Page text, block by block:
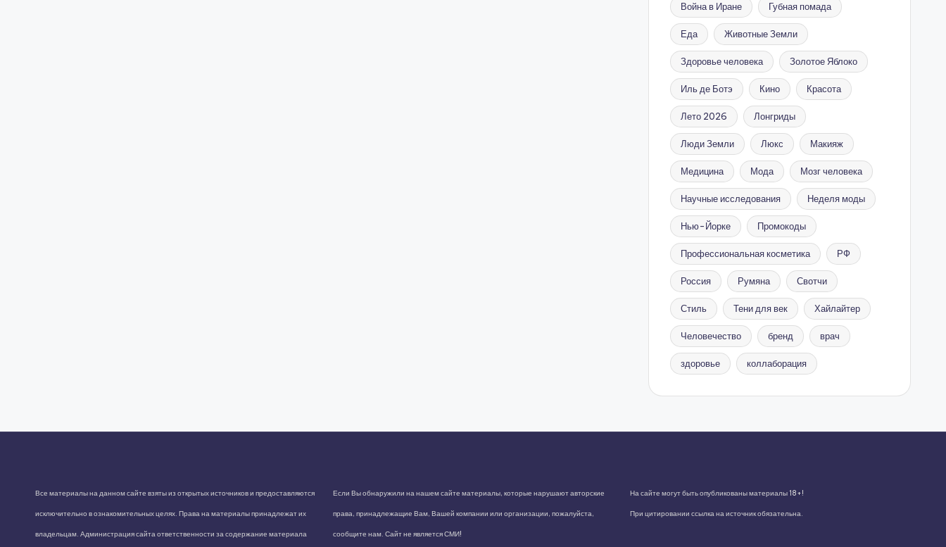
Война в Иране Губная помада
Еда Животные Земли
Здоровье человека Золотое Яблоко
Иль де Ботэ Кино Красота
Лето 2026 Лонгриды
Люди Земли Люкс Макияж
Медицина Мода Мозг человека
Научные исследования Неделя моды
Нью-Йорке Промокоды
Профессиональная косметика РФ
Россия Румяна Свотчи
Стиль Тени для век Хайлайтер
Человечество бренд врач
здоровье коллаборация
Все материалы на данном сайте взяты из открытых источников и предоставляются
исключительно в ознакомительных целях. Права на материалы принадлежат их
владельцам. Администрация сайта ответственности за содержание материала
Если Вы обнаружили на нашем сайте материалы, которые нарушают авторские
права, принадлежащие Вам, Вашей компании или организации, пожалуйста,
сообщите нам. Сайт не является СМИ!
На сайте могут быть опубликованы материалы 18+!
При цитировании ссылка на источник обязательна.